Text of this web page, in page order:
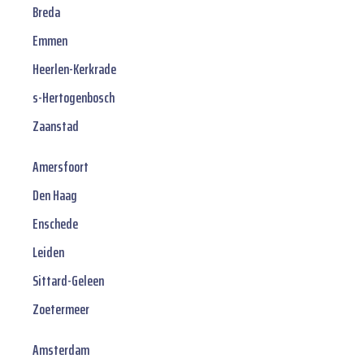
Breda
Emmen
Heerlen-Kerkrade
s-Hertogenbosch
Zaanstad
Amersfoort
Den Haag
Enschede
Leiden
Sittard-Geleen
Zoetermeer
Amsterdam